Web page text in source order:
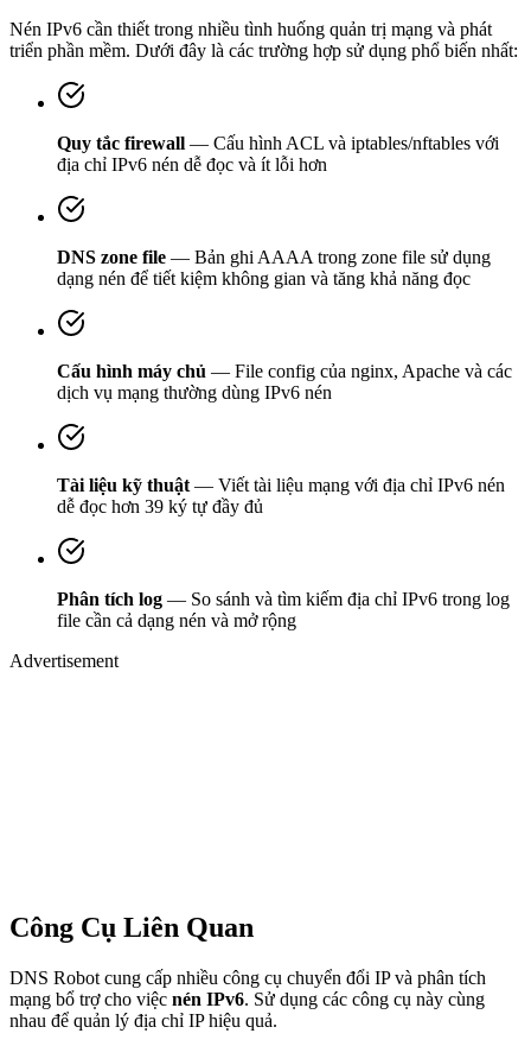
Nén IPv6 cần thiết trong nhiều tình huống quản trị mạng và phát
triển phần mềm. Dưới đây là các trường hợp sử dụng phổ biến nhất:
Quy tắc firewall — Cấu hình ACL và iptables/nftables với
địa chỉ IPv6 nén dễ đọc và ít lỗi hơn
DNS zone file — Bản ghi AAAA trong zone file sử dụng
dạng nén để tiết kiệm không gian và tăng khả năng đọc
Cấu hình máy chủ — File config của nginx, Apache và các
dịch vụ mạng thường dùng IPv6 nén
Tài liệu kỹ thuật — Viết tài liệu mạng với địa chỉ IPv6 nén
dễ đọc hơn 39 ký tự đầy đủ
Phân tích log — So sánh và tìm kiếm địa chỉ IPv6 trong log
file cần cả dạng nén và mở rộng
Advertisement
Công Cụ Liên Quan
DNS Robot cung cấp nhiều công cụ chuyển đổi IP và phân tích
mạng bổ trợ cho việc nén IPv6. Sử dụng các công cụ này cùng
nhau để quản lý địa chỉ IP hiệu quả.